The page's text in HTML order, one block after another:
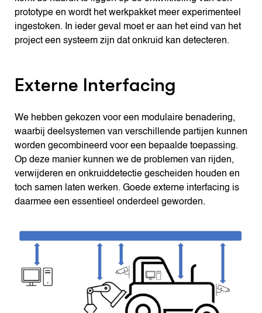
prototype en wordt het werkpakket meer experimenteel
ingestoken. In ieder geval moet er aan het eind van het
project een systeem zijn dat onkruid kan detecteren.
Externe Interfacing
We hebben gekozen voor een modulaire benadering,
waarbij deelsystemen van verschillende partijen kunnen
worden gecombineerd voor een bepaalde toepassing.
Op deze manier kunnen we de problemen van rijden,
verwijderen en onkruiddetectie gescheiden houden en
toch samen laten werken. Goede externe interfacing is
daarmee een essentieel onderdeel geworden.